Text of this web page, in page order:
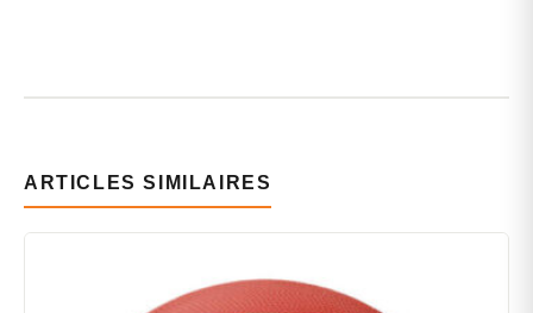
ARTICLES SIMILAIRES